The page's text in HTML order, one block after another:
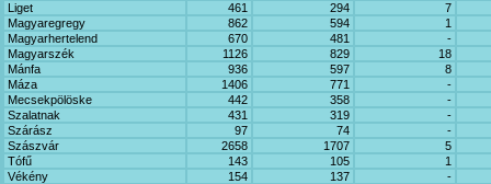
Liget
461 294
7
Magyaregregy
862 594
1
Magyarhertelend
670 481
-
Magyarszék
1126 829
18
Mánfa
936 597
8
Máza
1406 771
-
Mecsekpölöske
442 358
-
Szalatnak
431 319
-
Szárász
97 74
-
Szászvár
2658 1707
5
Tófű
143 105
1
Vékény
154 137
-